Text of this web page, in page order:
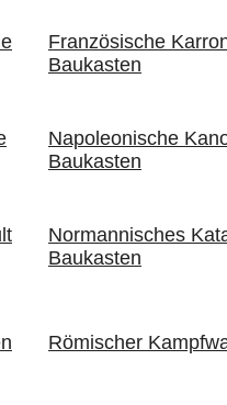
Französische
Baukasten
Napoleonische
Baukasten
Normannisches
Baukasten
Römischer